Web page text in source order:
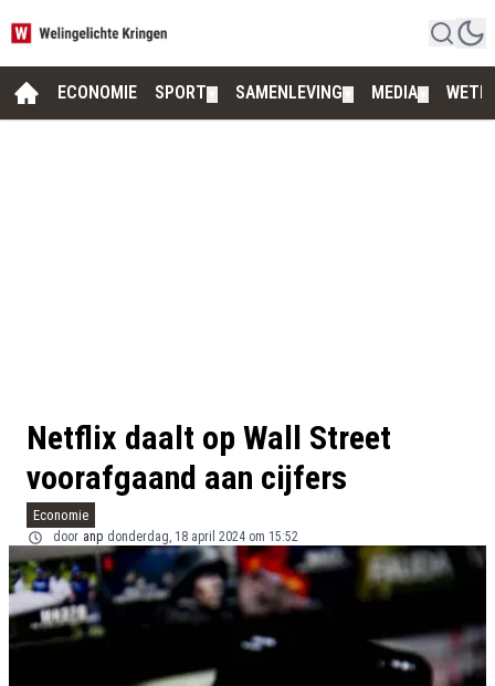
ECONOMIE SPORT SAMENLEVING MEDIA
Netflix daalt op Wall Street
voorafgaand aan cijfers
Economie
door anp donderdag, 18 april 2024 om 15:52